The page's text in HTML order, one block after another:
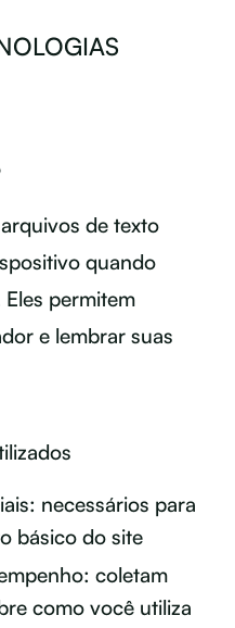
de texto
quando
permitem
e lembrar suas
necessários para
básico do site
coletam
como você utiliza